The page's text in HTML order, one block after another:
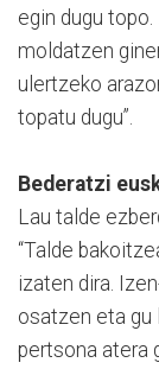
egin dugu
moldatzen
ulertzeko
topatu dugu”.
Bederatzi
Lau talde
“Talde
izaten dira.
osatzen eta gu
pertsona atera